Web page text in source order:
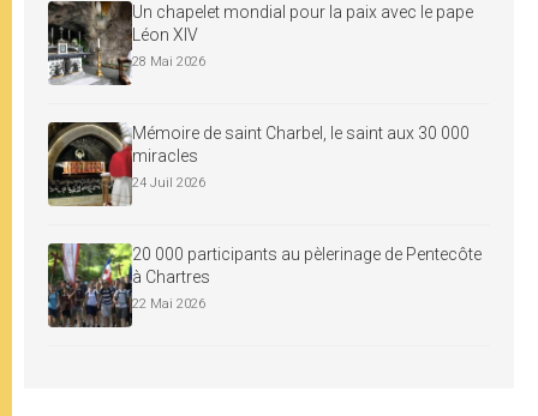
Un chapelet mondial pour la paix avec le pape
Léon XIV
28 Mai 2026
Mémoire de saint Charbel, le saint aux 30 000
miracles
24 Juil 2026
20 000 participants au pèlerinage de Pentecôte
à Chartres
22 Mai 2026